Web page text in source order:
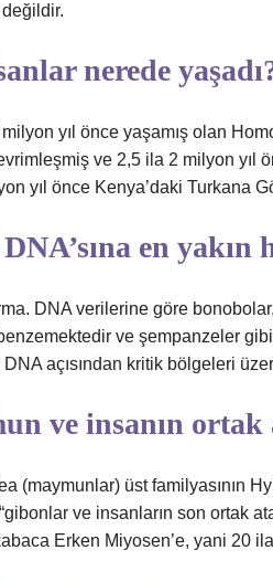
değildir.
nerede
yıl önce yaşamış olan
ve 2,5 ila 2 milyon yıl
yıl önce Kenya’daki Turkana
en yakın
DNA verilerine göre
ve şempanzeler
açısından kritik bölgeleri
ve insanın ortak
(maymunlar) üst familyasının
ve insanların son ortak
Erken Miyosen’e, yani 20